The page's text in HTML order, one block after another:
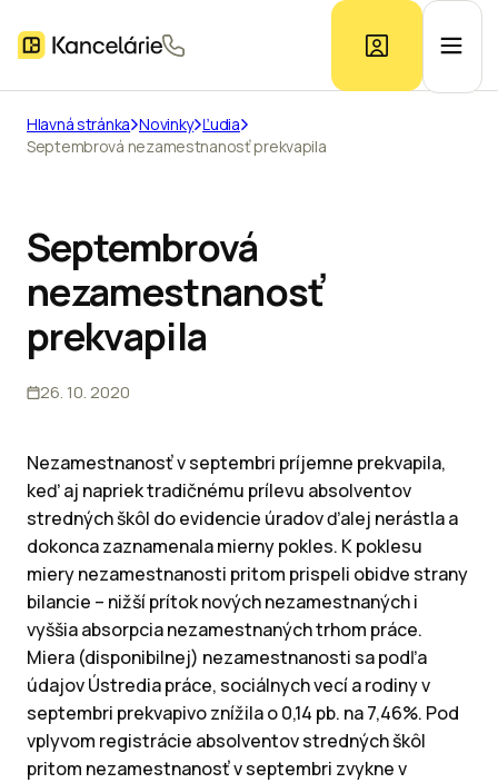
Ponuka kancelárií
Kontakt
Hlavná stránka Novinky Ľudia
Septembrová nezamestnanosť prekvapila
Septembrová
nezamestnanosť
prekvapila
26. 10. 2020
Nezamestnanosť v septembri príjemne prekvapila,
keď aj napriek tradičnému prílevu absolventov
stredných škôl do evidencie úradov ďalej nerástla a
dokonca zaznamenala mierny pokles. K poklesu
miery nezamestnanosti pritom prispeli obidve strany
bilancie – nižší prítok nových nezamestnaných i
vyššia absorpcia nezamestnaných trhom práce.
Miera (disponibilnej) nezamestnanosti sa podľa
údajov Ústredia práce, sociálnych vecí a rodiny v
septembri prekvapivo znížila o 0,14 pb. na 7,46%. Pod
vplyvom registrácie absolventov stredných škôl
pritom nezamestnanosť v septembri zvykne v